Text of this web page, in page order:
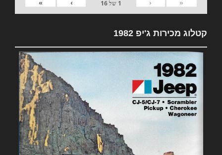
«
‹
1 של16
›
»
קטלוג מכירות ג'יפ 1982